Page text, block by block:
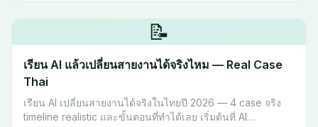
📝
เรียน AI แล้วเปลี่ยนสายงานได้จริงไหม — Real Case
Thai
เรียน AI เปลี่ยนสายงานได้จริงในไทยปี 2026 — 4 case จริง
timeline realistic และขั้นตอนที่ทำได้เลย เริ่มต้นที่ AI